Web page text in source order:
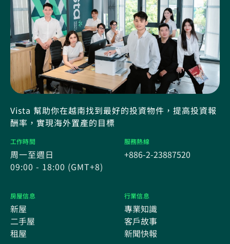
Vista 幫助你在越南找到最好的投資物件，提高投資報
酬率，實現海外置產的目標
工作時間
周一至週日
09:00 - 18:00 (GMT+8)
服務熱線
+886-2-23887520
房屋信息
新屋
二手屋
租屋
行業信息
專業知識
客戶故事
新聞快報